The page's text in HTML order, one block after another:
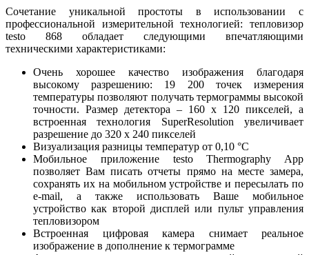
Сочетание уникальной простоты в использовании с
профессиональной измерительной технологией: тепловизор
testo 868 обладает следующими впечатляющими
техническими характеристиками:
Очень хорошее качество изображения благодаря
высокому разрешению: 19 200 точек измерения
температуры позволяют получать термограммы высокой
точности. Размер детектора – 160 x 120 пикселей, а
встроенная технология SuperResolution увеличивает
разрешение до 320 x 240 пикселей
Визуализация разницы температур от 0,10 °C
Мобильное приложение testo Thermography App
позволяет Вам писать отчеты прямо на месте замера,
сохранять их на мобильном устройстве и пересылать по
e-mail, а также использовать Ваше мобильное
устройство как второй дисплей или пульт управления
тепловизором
Встроенная цифровая камера снимает реальное
изображение в дополнение к термограмме